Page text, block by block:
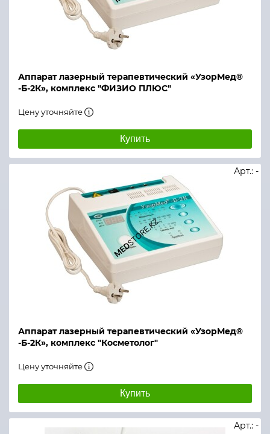
Аппарат лазерный терапевтический «УзорМед®
-Б-2К», комплекс "ФИЗИО ПЛЮС"
Цену уточняйте
Купить
Аппарат лазерный терапевтический «УзорМед®
-Б-2К», комплекс "Косметолог"
Арт.: -
Цену уточняйте
Купить
Арт.: -